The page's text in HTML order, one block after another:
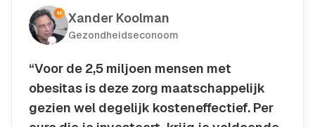
Xander Koolman
Gezondheidseconoom
“Voor de 2,5 miljoen mensen met
obesitas is deze zorg maatschappelijk
gezien wel degelijk kosteneffectief. Per